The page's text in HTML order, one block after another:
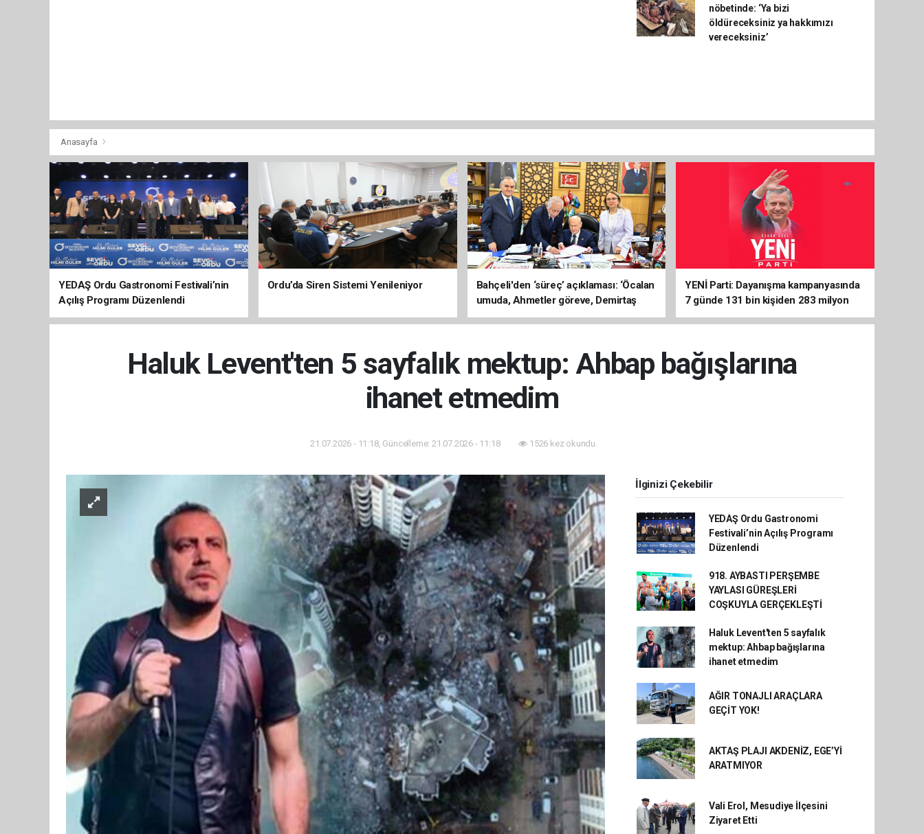
nöbetinde: ‘Ya bizi
öldüreceksiniz ya hakkımızı
vereceksiniz’
Anasayfa
YEDAŞ Ordu Gastronomi Festivali’nin
Açılış Programı Düzenlendi
Ordu’da Siren Sistemi Yenileniyor
Bahçeli'den ‘süreç’ açıklaması: ‘Öcalan
umuda, Ahmetler göreve, Demirtaş
evine dönmeli’
YENİ Parti: Dayanışma kampanyasında
7 günde 131 bin kişiden 283 milyon
liralık destek
Haluk Levent'ten 5 sayfalık mektup: Ahbap bağışlarına
ihanet etmedim
21.07.2026 - 11:18, Güncelleme: 21.07.2026 - 11:18 1526 kez okundu.
İlginizi Çekebilir
YEDAŞ Ordu Gastronomi
Festivali’nin Açılış Programı
Düzenlendi
918. AYBASTI PERŞEMBE
YAYLASI GÜREŞLERİ
COŞKUYLA GERÇEKLEŞTİ
Haluk Levent'ten 5 sayfalık
mektup: Ahbap bağışlarına
ihanet etmedim
AĞIR TONAJLI ARAÇLARA
GEÇİT YOK!
AKTAŞ PLAJI AKDENİZ, EGE’Yİ
ARATMIYOR
Vali Erol, Mesudiye İlçesini
Ziyaret Etti